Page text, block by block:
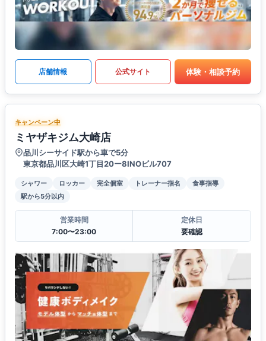
店舗情報 公式サイト 体験・相談予約
キャンペーン中
ミヤザキジム大崎店
品川シーサイド駅から車で5分
東京都品川区大崎1丁目20ー8INOビル707
シャワー ロッカー 完全個室 トレーナー指名
食事指導
駅から5分以内
営業時間
7:00〜23:00
定休日
要確認